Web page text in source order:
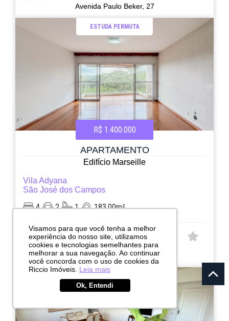
Avenida Paulo Beker, 27
ESTUDA PERMUTA
R$ 1.400.000
APARTAMENTO
Edifício Marseille
Vila Adyana
São José dos Campos
4 2 1 183.00m²
CÓD:
RI13095
Avenida Nove de Julho, 709
Visamos para que você tenha a melhor
experiência do nosso site, utilizamos
cookies e tecnologias semelhantes para
melhorar a sua navegação. Ao continuar
você concorda com o uso de cookies da
Riccio Imóveis. Leia mais
Ok, Entendi